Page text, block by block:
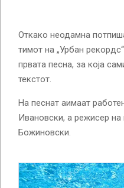
Откако неодамна
тимот на „Урбан
првата песна, за која
текстот.
На песнат аимаат
Ивановски, а режисер
Божиновски.